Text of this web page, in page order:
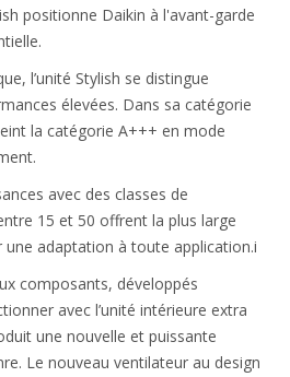
positionne Daikin à l'avant-garde
l’unité Stylish se distingue
élevées. Dans sa catégorie
la catégorie A+++ en mode
avec des classes de
15 et 50 offrent la plus large
adaptation à toute application.i
composants, développés
avec l’unité intérieure extra
une nouvelle et puissante
Le nouveau ventilateur au design